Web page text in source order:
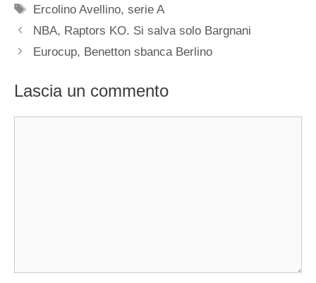
Tag
Ercolino Avellino,serie A
NBA, Raptors KO. Si salva solo Bargnani
Eurocup, Benetton sbanca Berlino
Lascia un commento